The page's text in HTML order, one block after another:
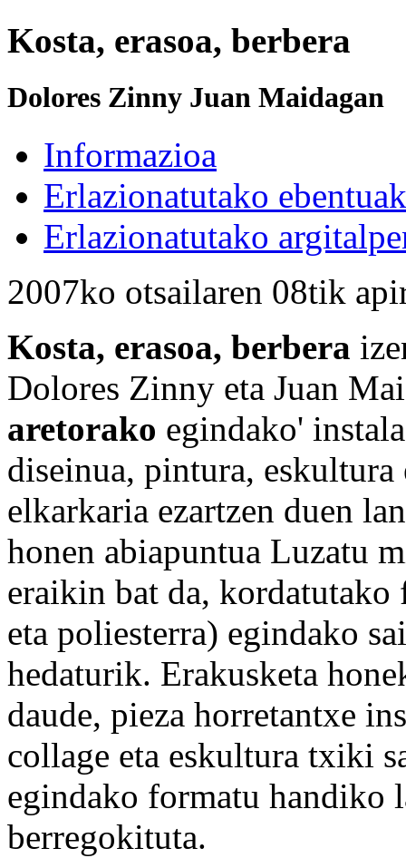
Kosta, erasoa, berbera
Dolores Zinny Juan Maidagan
Informazioa
Erlazionatutako ebentuak
Erlazionatutako
2007ko otsailaren 08tik
Kosta, erasoa, berbera
Dolores Zinny eta Juan
aretorako egindako'
diseinua, pintura,
elkarkaria ezartzen duen
honen abiapuntua Luzatu
eraikin bat da,
eta poliesterra) egindako
hedaturik. Erakusketa
daude, pieza horretantxe
collage eta eskultura txiki
egindako formatu handiko
berregokituta.